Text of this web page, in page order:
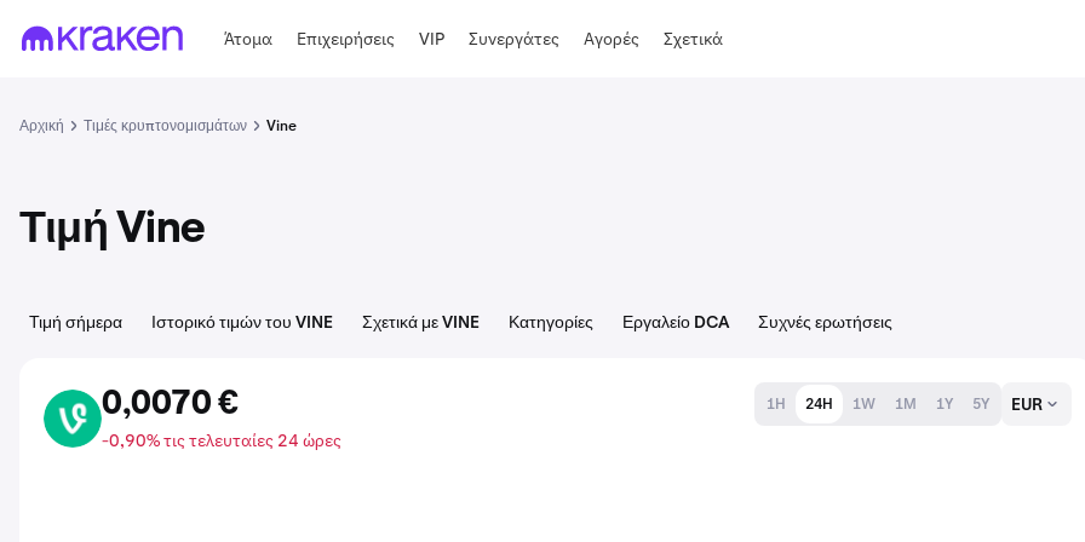
Άτομα Επιχειρήσεις VIP Συνεργάτες Αγορές Σχετικά
Αρχική Τιμές κρυπτονομισμάτων Vine
Τιμή Vine
Τιμή σήμερα Ιστορικό τιμών του VINE Σχετικά με VINE Κατηγορίες Εργαλείο DCA Συχνές ερωτήσεις
VINE 0,0070 €
-0,90% τις τελευταίες 24 ώρες
1H 24H 1W 1M 1Y 5Y EUR